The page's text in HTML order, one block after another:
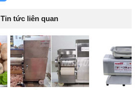
Tin tức liên quan